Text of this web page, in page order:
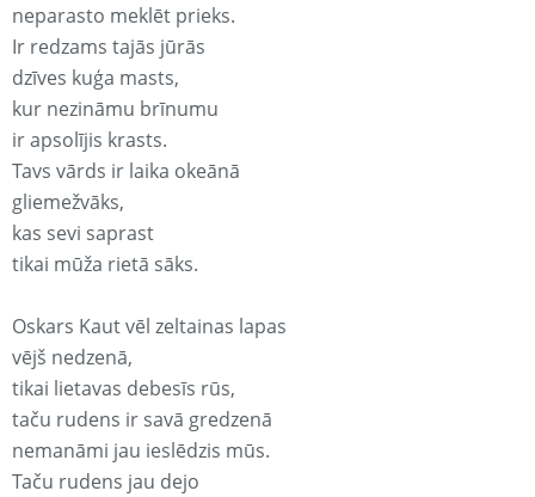
neparasto meklēt prieks.
Ir redzams tajās jūrās
dzīves kuģa masts,
kur nezināmu brīnumu
ir apsolījis krasts.
Tavs vārds ir laika okeānā
gliemežvāks,
kas sevi saprast
tikai mūža rietā sāks.
Oskars Kaut vēl zeltainas lapas
vējš nedzenā,
tikai lietavas debesīs rūs,
taču rudens ir savā gredzenā
nemanāmi jau ieslēdzis mūs.
Taču rudens jau dejo